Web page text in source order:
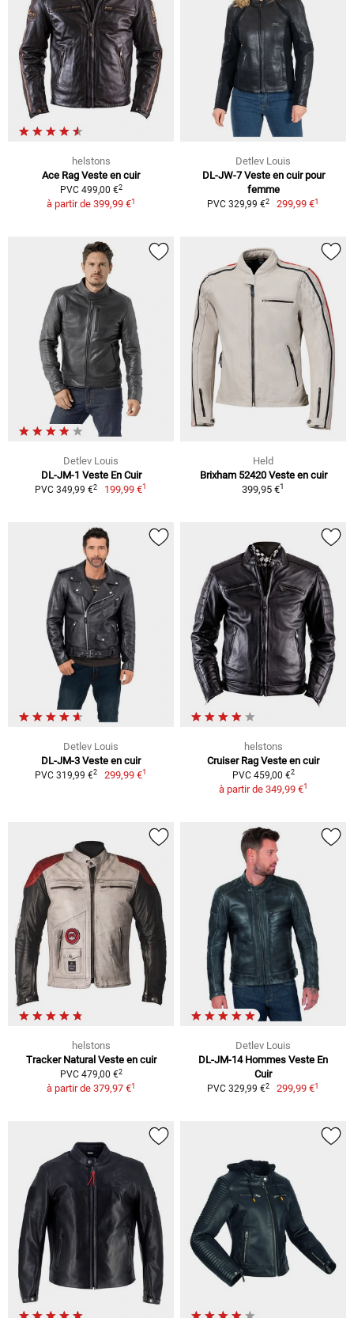
helstons
Ace Rag Veste en cuir
PVC 499,00 €2
à partir de 399,99 €1
Detlev Louis
DL-JW-7 Veste en cuir pour
femme
PVC 329,99 €2 299,99 €1
Detlev Louis
DL-JM-1 Veste En Cuir
PVC 349,99 €2 199,99 €1
Held
Brixham 52420 Veste en cuir
399,95 €1
Detlev Louis
DL-JM-3 Veste en cuir
PVC 319,99 €2 299,99 €1
helstons
Cruiser Rag Veste en cuir
PVC 459,00 €2
à partir de 349,99 €1
helstons
Tracker Natural Veste en cuir
PVC 479,00 €2
à partir de 379,97 €1
Detlev Louis
DL-JM-14 Hommes Veste En
Cuir
PVC 329,99 €2 299,99 €1